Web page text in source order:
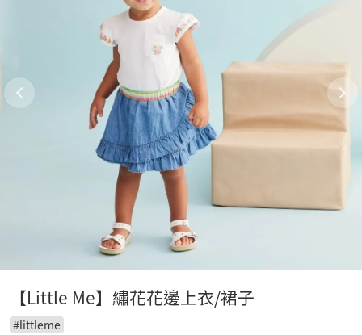
【Little Me】繡花花邊上衣/裙子
#littleme